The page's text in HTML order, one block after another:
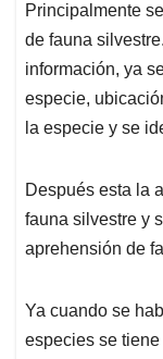
Principalmente
de fauna
información, ya
especie,
la especie y se
Después esta la
fauna silvestre y
aprehensión de
Ya cuando se
especies se